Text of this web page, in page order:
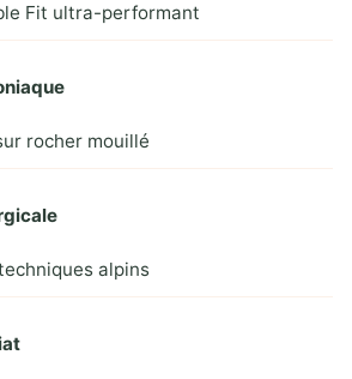
Fit ultra-performant
rocher mouillé
alpins